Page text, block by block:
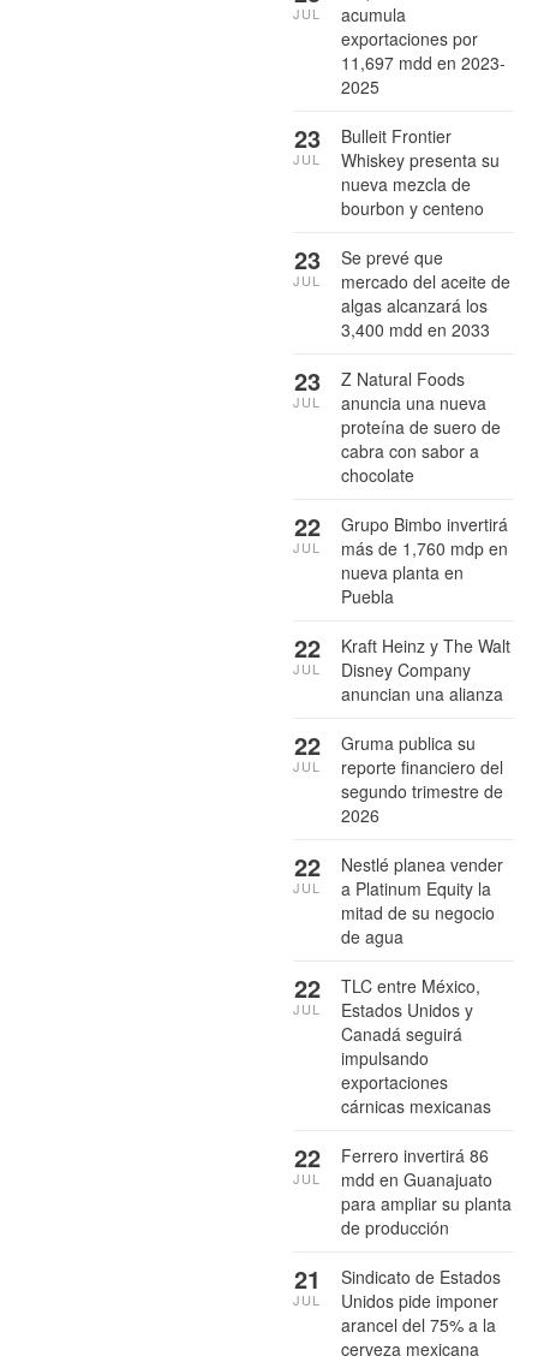
acumula
exportaciones por
11,697 mdd en 2023-
2025
JUL
Bulleit Frontier
Whiskey presenta su
nueva mezcla de
bourbon y centeno
23
JUL
Se prevé que
mercado del aceite de
algas alcanzará los
3,400 mdd en 2033
23
JUL
Z Natural Foods
anuncia una nueva
proteína de suero de
cabra con sabor a
chocolate
23
JUL
Grupo Bimbo invertirá
más de 1,760 mdp en
nueva planta en
Puebla
22
JUL
Kraft Heinz y The Walt
Disney Company
anuncian una alianza
22
JUL
Gruma publica su
reporte financiero del
segundo trimestre de
2026
22
JUL
Nestlé planea vender
a Platinum Equity la
mitad de su negocio
de agua
22
JUL
TLC entre México,
Estados Unidos y
Canadá seguirá
impulsando
exportaciones
cárnicas mexicanas
22
JUL
Ferrero invertirá 86
mdd en Guanajuato
para ampliar su planta
de producción
22
JUL
Sindicato de Estados
Unidos pide imponer
arancel del 75% a la
cerveza mexicana
21
JUL